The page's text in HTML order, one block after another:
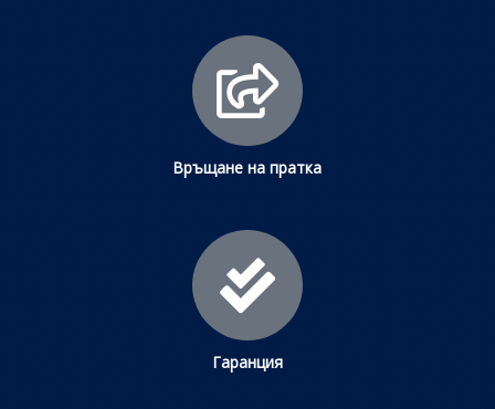
Връщане на пратка
Гаранция